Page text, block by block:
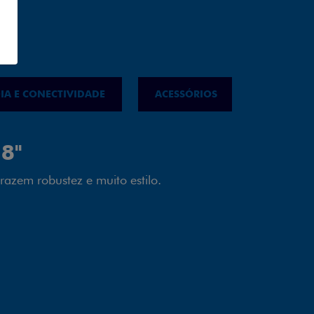
E CONECTIVIDADE ACESSÓRIOS
em LED garante melhor